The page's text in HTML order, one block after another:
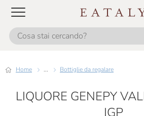
Home ... Bottiglie da regalare
LIQUORE GENEPY
IGP